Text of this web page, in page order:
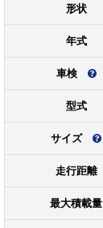
形状
年式
車検
型式
サイズ
走行距離
最大積載量